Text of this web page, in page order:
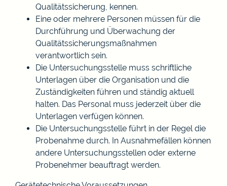
Qualitätssicherung, kennen.
Eine oder mehrere Personen müssen für die
Durchführung und Überwachung der
Qualitätssicherungsmaßnahmen
verantwortlich sein.
Die Untersuchungsstelle muss schriftliche
Unterlagen über die Organisation und die
Zuständigkeiten führen und ständig aktuell
halten. Das Personal muss jederzeit über die
Unterlagen verfügen können.
Die Untersuchungsstelle führt in der Regel die
Probenahme durch. In Ausnahmefällen können
andere Untersuchungsstellen oder externe
Probenehmer beauftragt werden.